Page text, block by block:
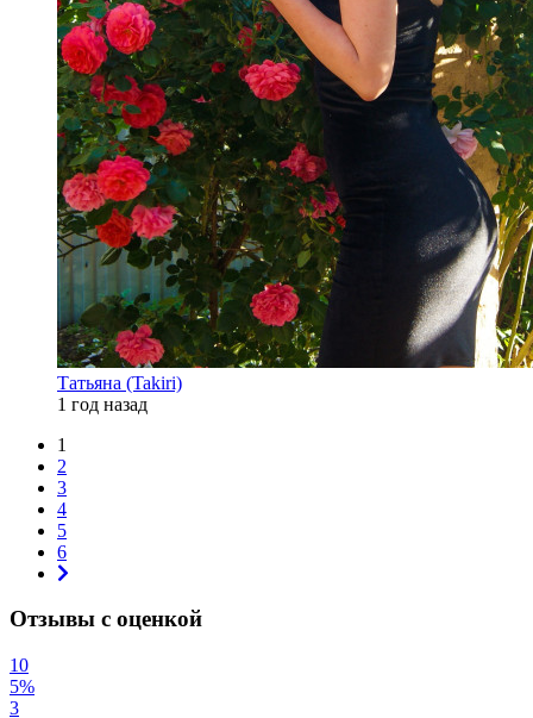
Татьяна (Takiri)
1 год назад
1
2
3
4
5
6
Отзывы с оценкой
10
5%
3